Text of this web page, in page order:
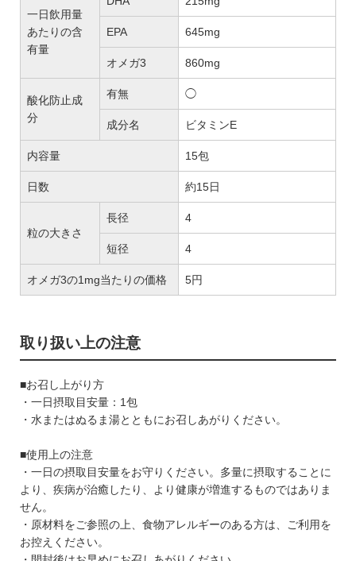
一日飲用量
あたりの含
有量
EPA 645mg
オメガ3 860mg
酸化防止成
分
有無 ◯
成分名 ビタミンE
内容量 15包
日数 約15日
粒の大きさ
長径 4
短径 4
オメガ3の1mg当たりの価格 5円
取り扱い上の注意
■お召し上がり方
・一日摂取目安量：1包
・水またはぬるま湯とともにお召しあがりください。
■使用上の注意
・一日の摂取目安量をお守りください。多量に摂取することに
より、疾病が治癒したり、より健康が増進するものではありま
せん。
・原材料をご参照の上、食物アレルギーのある方は、ご利用を
お控えください。